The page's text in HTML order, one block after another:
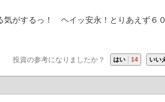
気がするっ！ ヘイッ安永 ！とりあえず６
投資の参考になりましたか？ はい 14 いい